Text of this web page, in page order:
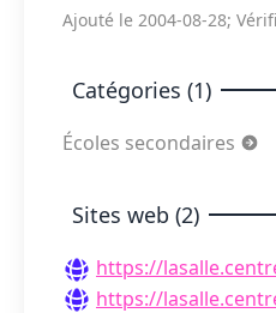
Ajouté le 2004-08-28;
Catégories (1)
Écoles secondaires
Sites web (2)
https://
https://